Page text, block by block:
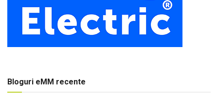
Bloguri eMM recente